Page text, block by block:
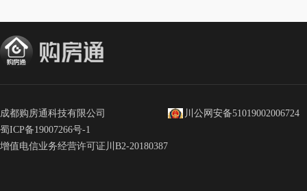
成都购房通科技有限公司
蜀ICP备19007266号-1
增值电信业务经营许可证川B2-20180387
川公网安备51019002006724